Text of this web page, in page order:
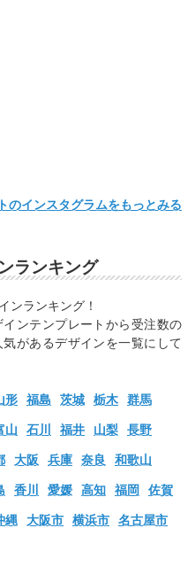
のインスタグラムをもっとみる
ランキング
ンランキング！
ンテンプレートから受注数の
があるデザインを一覧にして
形 福島 茨城 栃木 群馬
山 石川 福井 山梨 長野
大阪 兵庫 奈良 和歌山
香川 愛媛 高知 福岡 佐賀
縄 大阪市 横浜市 名古屋市